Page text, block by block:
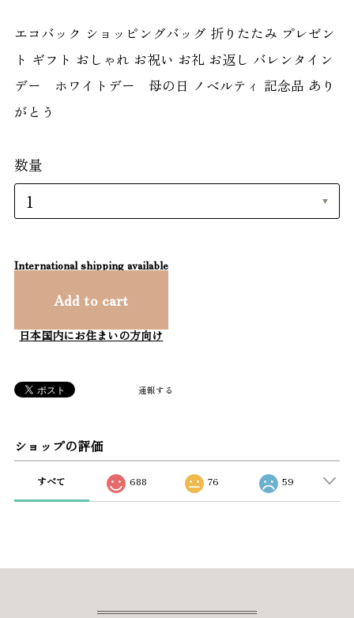
エコバック ショッピングバッグ 折りたたみ プレゼン
ト ギフト おしゃれ お祝い お礼 お返し バレンタイン
デー ホワイトデー 母の日 ノベルティ 記念品 あり
がとう
数量
International shipping available
Add to cart
日本国内にお住まいの方向け
通報する
ショップの評価
すべて 688 76 59